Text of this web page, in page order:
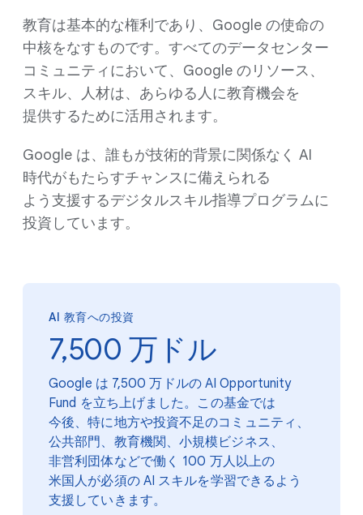
教育は​基本的な​権利であり、​Google の​使命の​
中核を​なすものです。​すべての​データセンター
コミュニティに​おいて、​Google の​リソース、​
スキル、​人材は、​あらゆる​人に​教育機会を​
提供する​ために​活用されます。
Google は、​誰もが​技術的背景に​関係なく AI
時代が​もたらすチャンスに​備えられる​
よう支援する​デジタルスキル指導プログラムに​
投資しています。
AI 教育への​投資
7,500 万ドル
Google は 7,500 万ドルの AI Opportunity
Fund を​立ち上げました。​この​基金では​
今後、​特に​地方や​投資不足の​コミュニティ、​
公共部門、​教育機関、​小規模ビジネス、​
非営利団体などで​働く 100 万人以上の​
米国人が​必須の AI スキルを​学習できるよう​
支援していきます。